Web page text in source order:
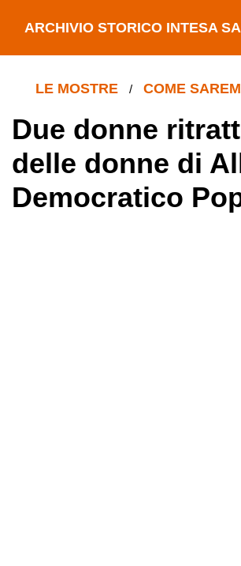
ARCHIVIO STORICO INTESA
LE MOSTRE / COME
Due donne
delle donne di
Democratico